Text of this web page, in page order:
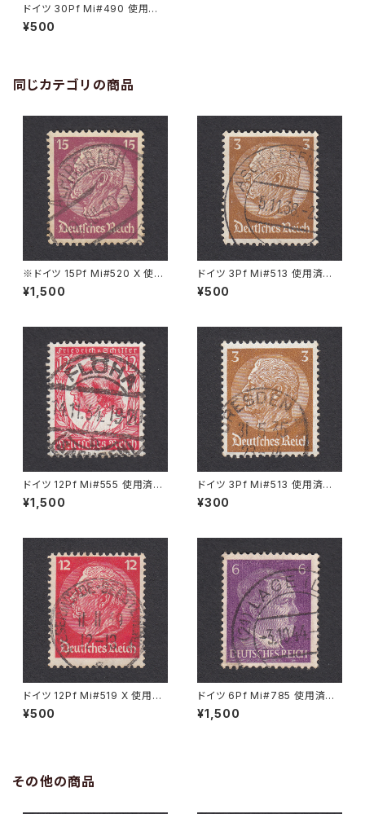
ドイツ 30Pf Mi#490 使用済
み切手｜TRIER 1.12.1933
¥500
同じカテゴリの商品
※ドイツ 15Pf Mi#520 X 使用
済み切手｜ALPIRSBACH 19.J
UL.1940
¥1,500
ドイツ 3Pf Mi#513 使用済み
切手｜ASCHAFFENBURG 5.1
1.1936
¥500
ドイツ 12Pf Mi#555 使用済み
切手｜FLÖHA 14.11.1934
¥1,500
ドイツ 3Pf Mi#513 使用済み
切手｜DRESDEN 31.5.1935
¥300
ドイツ 12Pf Mi#519 X 使用済
み切手｜WESERMÜNDE-GE
ESTEMÜNDE 11.11.1939
¥500
ドイツ 6Pf Mi#785 使用済み
切手｜LAGE 3.10.1944
¥1,500
その他の商品